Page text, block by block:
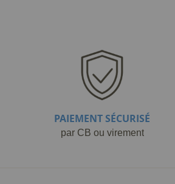
PAIEMENT SÉCURISÉ
par CB ou virement